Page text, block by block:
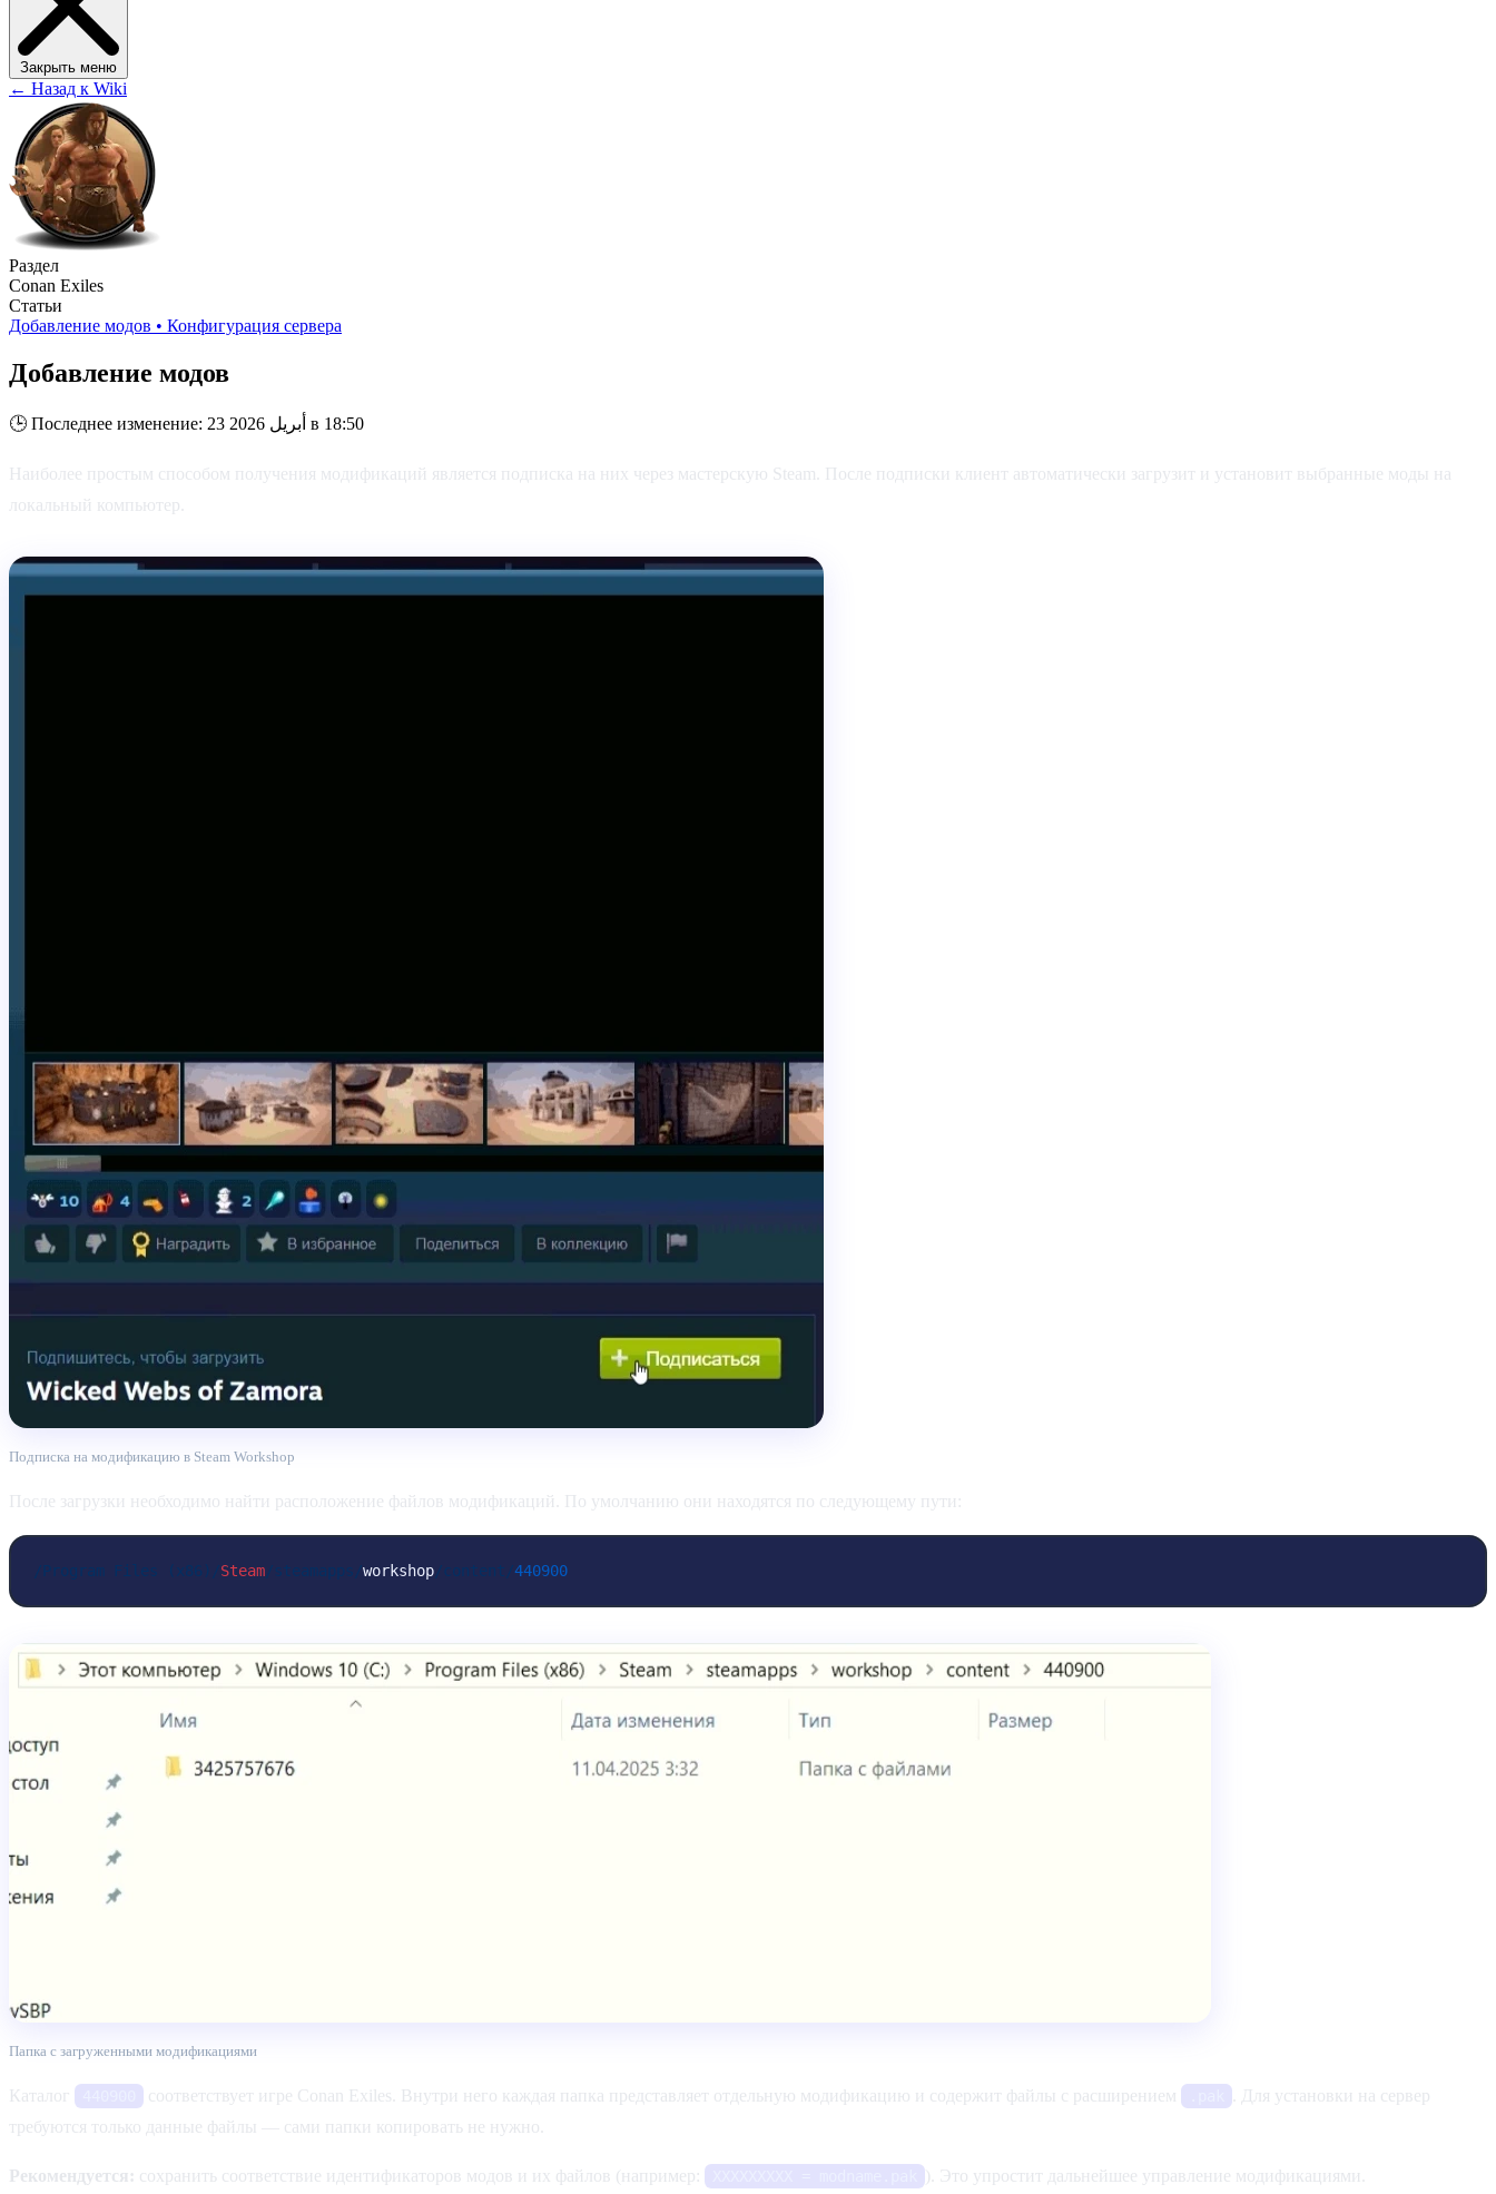
Закрыть меню
← Назад к Wiki
Раздел
Conan Exiles
Статьи
Добавление модов • Конфигурация сервера
Добавление модов
🕒 Последнее изменение: 23 أبريل 2026 в 18:50
Наиболее простым способом получения модификаций является подписка на них через мастерскую Steam. После подписки клиент автоматически загрузит и установит выбранные моды на
локальный компьютер.
Подписка на модификацию в Steam Workshop
После загрузки необходимо найти расположение файлов модификаций. По умолчанию они находятся по следующему пути:
/Program Files (x86)/Steam/steamapps/workshop/content/440900
Папка с загруженными модификациями
Каталог соответствует игре Conan Exiles. Внутри него каждая папка представляет отдельную модификацию и содержит файлы с расширением
. Для установки на сервер
требуются только данные файлы — сами папки копировать не нужно.
Рекомендуется: сохранить соответствие идентификаторов модов и их файлов (например: ). Это упростит дальнейшее управление модификациями.